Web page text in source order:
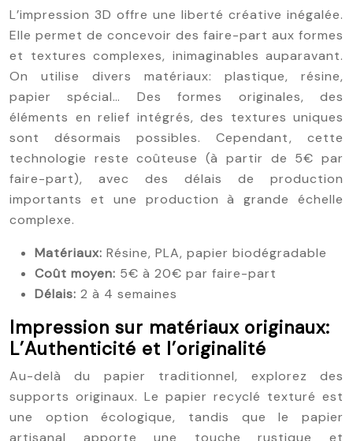
L’impression 3D offre une liberté créative inégalée.
Elle permet de concevoir des faire-part aux formes
et textures complexes, inimaginables auparavant.
On utilise divers matériaux: plastique, résine,
papier spécial… Des formes originales, des
éléments en relief intégrés, des textures uniques
sont désormais possibles. Cependant, cette
technologie reste coûteuse (à partir de 5€ par
faire-part), avec des délais de production
importants et une production à grande échelle
complexe.
Matériaux: Résine, PLA, papier biodégradable
Coût moyen: 5€ à 20€ par faire-part
Délais: 2 à 4 semaines
Impression sur matériaux originaux:
L’Authenticité et l’originalité
Au-delà du papier traditionnel, explorez des
supports originaux. Le papier recyclé texturé est
une option écologique, tandis que le papier
artisanal apporte une touche rustique et